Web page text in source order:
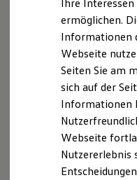
Für
Für
Versicherungen
Garantien
Kfz-
Wartungsverträge
Besitzer & Service
Reparatur &
Sommer-
Service-
ServicePlus
Fruchtallee 53
Telefon: 040/41 15-0
Telefax: 040/41 15-
E-Mail:
Ihre
ermöglichen.
Informationen
Webseite
Seiten Sie am
sich auf der
Informationen
Webseite
Nutzererlebnis